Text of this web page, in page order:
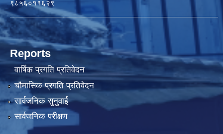
९८५६०११६२९
Reports
वार्षिक प्रगति प्रतिवेदन
चौमासिक प्रगति प्रतिवेदन
सार्वजनिक सुनुवाई
सार्वजनिक परीक्षण